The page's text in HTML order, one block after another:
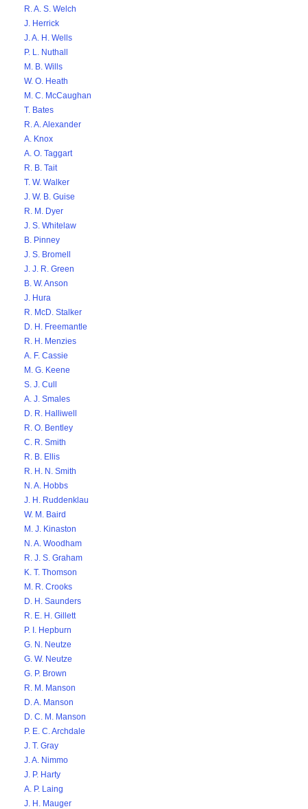
R. A. S. Welch
J. Herrick
J. A. H. Wells
P. L. Nuthall
M. B. Wills
W. O. Heath
M. C. McCaughan
T. Bates
R. A. Alexander
A. Knox
A. O. Taggart
R. B. Tait
T. W. Walker
J. W. B. Guise
R. M. Dyer
J. S. Whitelaw
B. Pinney
J. S. Bromell
J. J. R. Green
B. W. Anson
J. Hura
R. McD. Stalker
D. H. Freemantle
R. H. Menzies
A. F. Cassie
M. G. Keene
S. J. Cull
A. J. Smales
D. R. Halliwell
R. O. Bentley
C. R. Smith
R. B. Ellis
R. H. N. Smith
N. A. Hobbs
J. H. Ruddenklau
W. M. Baird
M. J. Kinaston
N. A. Woodham
R. J. S. Graham
K. T. Thomson
M. R. Crooks
D. H. Saunders
R. E. H. Gillett
P. I. Hepburn
G. N. Neutze
G. W. Neutze
G. P. Brown
R. M. Manson
D. A. Manson
D. C. M. Manson
P. E. C. Archdale
J. T. Gray
J. A. Nimmo
J. P. Harty
A. P. Laing
J. H. Mauger